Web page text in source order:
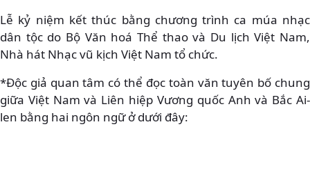
Lễ kỷ niệm kết thúc bằng chương trình ca múa nhạc
dân tộc do Bộ Văn hoá Thể thao và Du lịch Việt Nam,
Nhà hát Nhạc vũ kịch Việt Nam tổ chức.
*Độc giả quan tâm có thể đọc toàn văn tuyên bố chung
giữa Việt Nam và Liên hiệp Vương quốc Anh và Bắc Ai-
len bằng hai ngôn ngữ ở dưới đây: